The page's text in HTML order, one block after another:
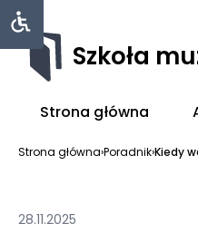
Szkoła
Strona główna
Strona główna›Poradnik›Kiedy
28.11.2025